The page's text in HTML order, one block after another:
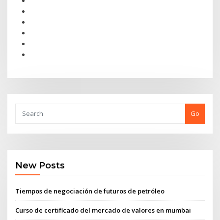
Go
New Posts
Tiempos de negociación de futuros de petróleo
Curso de certificado del mercado de valores en mumbai